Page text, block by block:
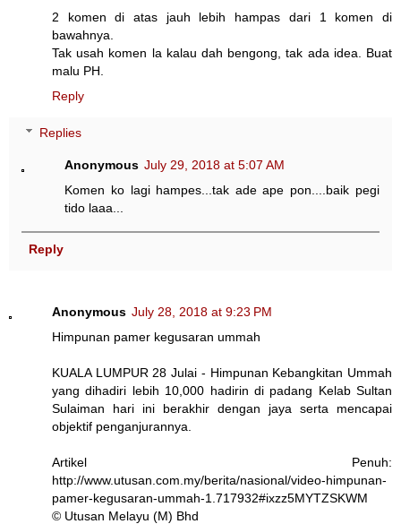
2 komen di atas jauh lebih hampas dari 1 komen di
bawahnya.
Tak usah komen la kalau dah bengong, tak ada idea. Buat
malu PH.
Reply
Replies
Anonymous July 29, 2018 at 5:07 AM
Komen ko lagi hampes...tak ade ape pon....baik pegi
tido laaa...
Reply
Anonymous July 28, 2018 at 9:23 PM
Himpunan pamer kegusaran ummah
KUALA LUMPUR 28 Julai - Himpunan Kebangkitan Ummah
yang dihadiri lebih 10,000 hadirin di padang Kelab Sultan
Sulaiman hari ini berakhir dengan jaya serta mencapai
objektif penganjurannya.
Artikel Penuh:
http://www.utusan.com.my/berita/nasional/video-himpunan-
pamer-kegusaran-ummah-1.717932#ixzz5MYTZSKWM
© Utusan Melayu (M) Bhd